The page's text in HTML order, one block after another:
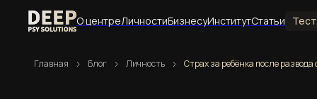
О центреЛичностиБизнесуИнститутСтатьи
Главная Блог Личность Страх за ребёнка после